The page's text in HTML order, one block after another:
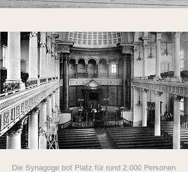
Die Synagoge bot Platz für rund 2.000 Personen